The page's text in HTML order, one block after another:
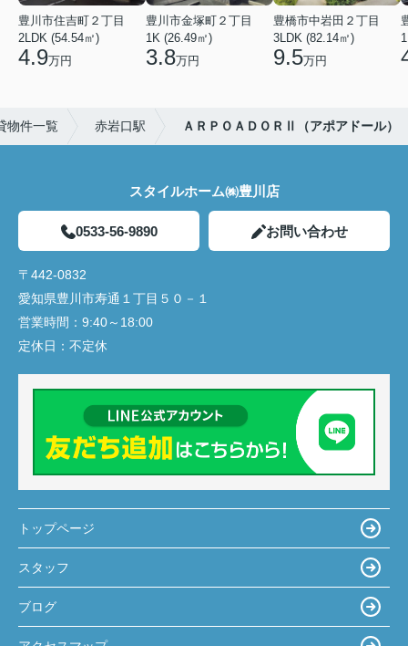
豊川市住吉町２丁目
2LDK (54.54㎡)
4.9万円
豊川市金塚町２丁目
1K (26.49㎡)
3.8万円
豊橋市中岩田２丁目
3LDK (82.14㎡)
9.5万円
物件一覧 赤岩口駅 ＡＲＰＯＡＤＯＲⅡ（アポアドール）
スタイルホーム㈱豊川店
0533-56-9890 お問い合わせ
〒442-0832
愛知県豊川市寿通１丁目５０－１
営業時間： 9:40～18:00
定休日： 不定休
トップページ
スタッフ
ブログ